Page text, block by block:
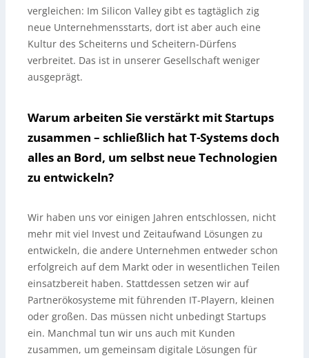
vergleichen: Im Silicon Valley gibt es tagtäglich zig
neue Unternehmensstarts, dort ist aber auch eine
Kultur des Scheiterns und Scheitern-Dürfens
verbreitet. Das ist in unserer Gesellschaft weniger
ausgeprägt.
Warum arbeiten Sie verstärkt mit Startups
zusammen – schließlich hat T-Systems doch
alles an Bord, um selbst neue Technologien
zu entwickeln?
Wir haben uns vor einigen Jahren entschlossen, nicht
mehr mit viel Invest und Zeitaufwand Lösungen zu
entwickeln, die andere Unternehmen entweder schon
erfolgreich auf dem Markt oder in wesentlichen Teilen
einsatzbereit haben. Stattdessen setzen wir auf
Partnerökosysteme mit führenden IT-Playern, kleinen
oder großen. Das müssen nicht unbedingt Startups
ein. Manchmal tun wir uns auch mit Kunden
zusammen, um gemeinsam digitale Lösungen für